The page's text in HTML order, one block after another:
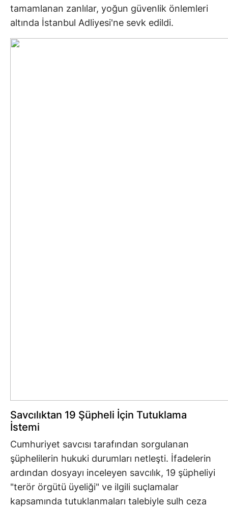
tamamlanan zanlılar, yoğun güvenlik önlemleri
altında İstanbul Adliyesi'ne sevk edildi.
Savcılıktan 19 Şüpheli İçin Tutuklama
İstemi
Cumhuriyet savcısı tarafından sorgulanan
şüphelilerin hukuki durumları netleşti. İfadelerin
ardından dosyayı inceleyen savcılık, 19 şüpheliyi
"terör örgütü üyeliği" ve ilgili suçlamalar
kapsamında tutuklanmaları talebiyle sulh ceza